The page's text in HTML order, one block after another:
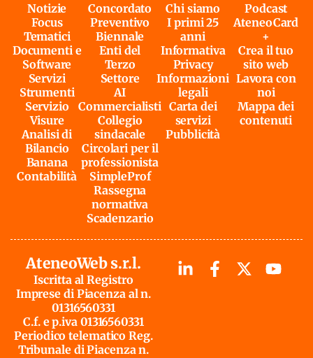
Notizie
Focus
Tematici
Documenti e
Software
Servizi
Strumenti
Servizio
Visure
Analisi di
Bilancio
Banana
Contabilità
Concordato
Preventivo
Biennale
Enti del
Terzo
Settore
AI
Commercialisti
Collegio
sindacale
Circolari per il
professionista
SimpleProf
Rassegna
normativa
Scadenzario
Chi siamo
I primi 25
anni
Informativa
Privacy
Informazioni
legali
Carta dei
servizi
Pubblicità
Podcast
AteneoCard
+
Crea il tuo
sito web
Lavora con
noi
Mappa dei
contenuti
AteneoWeb s.r.l.
Iscritta al Registro
Imprese di Piacenza al n.
01316560331
C.f. e p.iva 01316560331
Periodico telematico Reg.
Tribunale di Piacenza n.